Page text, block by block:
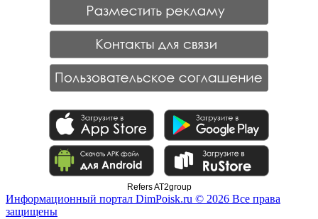
Refers AT2group
Информационный портал DimPoisk.ru © 2026 Все права
защищены